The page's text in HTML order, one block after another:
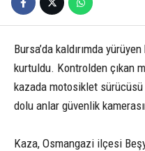
Bursa’da kaldırımda
kurtuldu. Kontrolden çıkan
kazada motosiklet sürücüsü
dolu anlar güvenlik
Kaza, Osmangazi ilçesi